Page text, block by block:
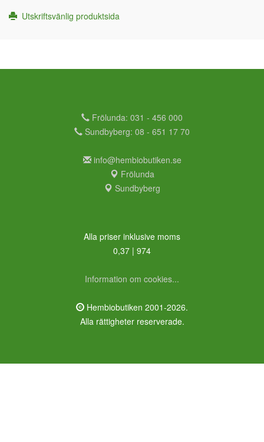
Utskriftsvänlig produktsida
Frölunda: 031 - 456 000
Sundbyberg: 08 - 651 17 70
info@hembiobutiken.se
Frölunda
Sundbyberg
Alla priser inklusive moms
0,37 | 974
Information om cookies...
Hembiobutiken 2001-2026.
Alla rättigheter reserverade.